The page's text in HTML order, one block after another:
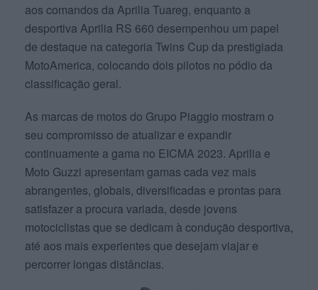
aos comandos da Aprilia Tuareg, enquanto a
desportiva Aprilia RS 660 desempenhou um papel
de destaque na categoria Twins Cup da prestigiada
MotoAmerica, colocando dois pilotos no pódio da
classificação geral.
As marcas de motos do Grupo Piaggio mostram o
seu compromisso de atualizar e expandir
continuamente a gama no EICMA 2023. Aprilia e
Moto Guzzi apresentam gamas cada vez mais
abrangentes, globais, diversificadas e prontas para
satisfazer a procura variada, desde jovens
motociclistas que se dedicam à condução desportiva,
até aos mais experientes que desejam viajar e
percorrer longas distâncias.